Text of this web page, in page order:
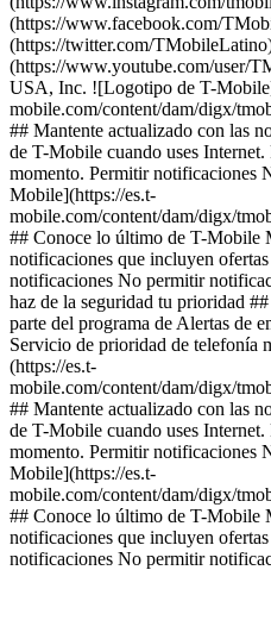
(https://www.facebook.com/
(https://twitter.com/
(https://www.youtube.com/user/
USA, Inc. ![Logotipo de T-
mobile.com/content/dam/digx/
## Mantente actualizado con las
de T-Mobile cuando uses
momento. Permitir notificaciones
Mobile](https://es.t-
mobile.com/content/dam/digx/
## Conoce lo último de T-Mobile
notificaciones que incluyen
notificaciones No permitir
haz de la seguridad tu prioridad
parte del programa de Alertas de
Servicio de prioridad de
(https://es.t-
mobile.com/content/dam/digx/
## Mantente actualizado con las
de T-Mobile cuando uses
momento. Permitir notificaciones
Mobile](https://es.t-
mobile.com/content/dam/digx/
## Conoce lo último de T-Mobile
notificaciones que incluyen
notificaciones No permitir